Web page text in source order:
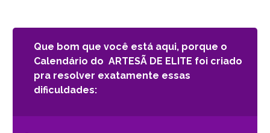
Que bom que você está aqui, porque o
Calendário do ARTESÃ DE ELITE foi criado
pra resolver exatamente essas
dificuldades: